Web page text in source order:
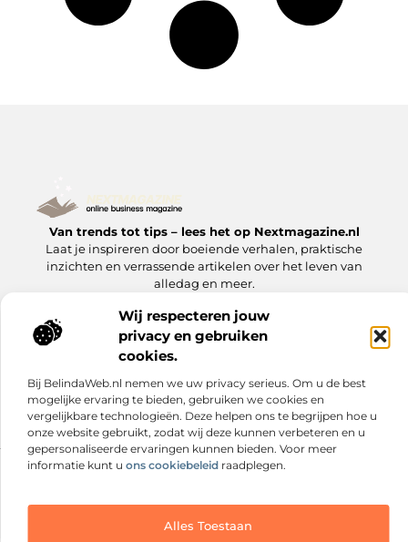
Wij respecteren jouw
privacy en gebruiken
cookies.
Bij BelindaWeb.nl nemen we uw privacy serieus. Om u de best
mogelijke ervaring te bieden, gebruiken we cookies en
vergelijkbare technologieën. Deze helpen ons te begrijpen hoe u
onze website gebruikt, zodat wij deze kunnen verbeteren en u
gepersonaliseerde ervaringen kunnen bieden. Voor meer
informatie kunt u ons cookiebeleid raadplegen.
Alles Toestaan
Van trends tot tips – lees het op Nextmagazine.nl
Laat je inspireren door boeiende verhalen, praktische
inzichten en verrassende artikelen over het leven van
alledag en meer.
Onze
informatieBericht categorie
@2025 www.nextmagazine.nl. All Right Reserved.